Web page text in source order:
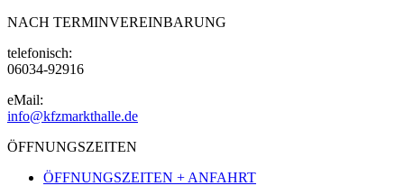
NACH TERMINVEREINBARUNG
telefonisch:
06034-92916
eMail:
info@kfzmarkthalle.de
ÖFFNUNGSZEITEN
ÖFFNUNGSZEITEN + ANFAHRT